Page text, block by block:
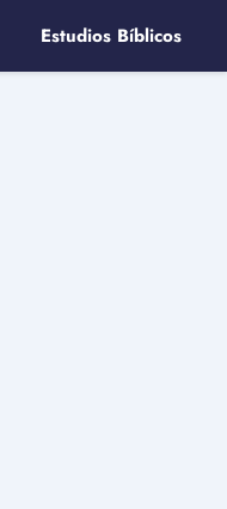
Estudios Bíblicos